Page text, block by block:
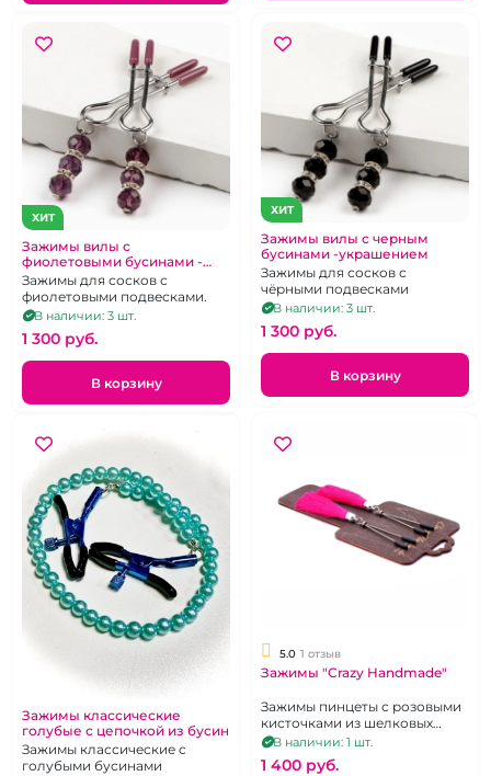
ХИТ
Зажимы вилы с
фиолетовыми бусинами -
украшением
Зажимы для сосков с
фиолетовыми подвесками.
В наличии: 3 шт.
1 300 pуб.
В корзину
ХИТ
Зажимы вилы с черным
бусинами -украшением
Зажимы для сосков с
чёрными подвесками
В наличии: 3 шт.
1 300 pуб.
В корзину
Зажимы классические
голубые с цепочкой из бусин
Зажимы классические c
голубыми бусинами
5.0 1 отзыв
Зажимы "Crazy Handmade"
Зажимы пинцеты с розовыми
кисточками из шелковых
нитей
В наличии: 1 шт.
1 400 pуб.